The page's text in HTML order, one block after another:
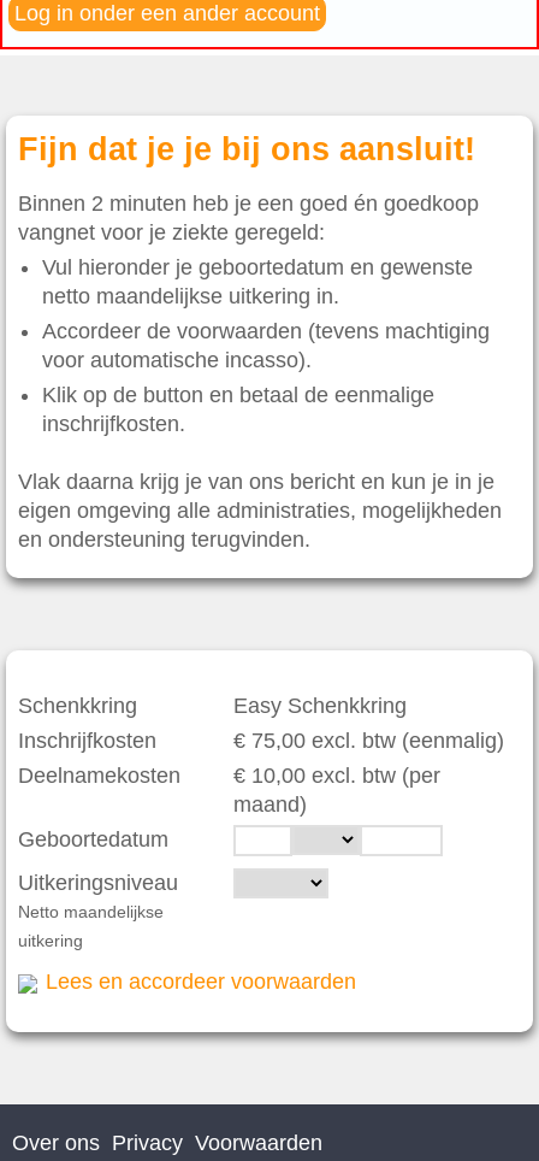
Log in onder een ander account
Fijn dat je je bij ons aansluit!
Binnen 2 minuten heb je een goed én goedkoop
vangnet voor je ziekte geregeld:
Vul hieronder je geboortedatum en gewenste
netto maandelijkse uitkering in.
Accordeer de voorwaarden (tevens machtiging
voor automatische incasso).
Klik op de button en betaal de eenmalige
inschrijfkosten.
Vlak daarna krijg je van ons bericht en kun je in je
eigen omgeving alle administraties, mogelijkheden
en ondersteuning terugvinden.
Schenkkring
Easy Schenkkring
Inschrijfkosten
€ 75,00 excl. btw (eenmalig)
Deelnamekosten
€ 10,00 excl. btw (per
maand)
Geboortedatum
Uitkeringsniveau
Netto maandelijkse
uitkering
Lees en accordeer voorwaarden
Over ons Privacy Voorwaarden